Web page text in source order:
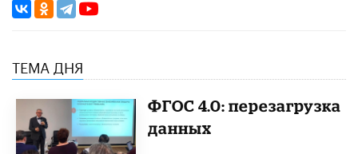
ТЕМА ДНЯ
ФГОС 4.0: перезагрузка
данных